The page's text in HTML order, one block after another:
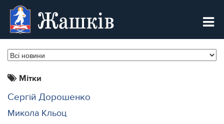
Жашків
Мітки
Сергій Дорошенко
Микола Кльоц